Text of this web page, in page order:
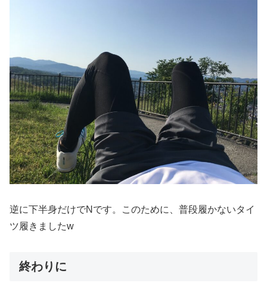
逆に下半身だけでNです。このために、普段履かないタイ
ツ履きましたw
終わりに